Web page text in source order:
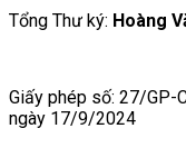
Tổng Thư ký: Hoàng
Giấy phép số: 27/GP-
ngày 17/9/2024